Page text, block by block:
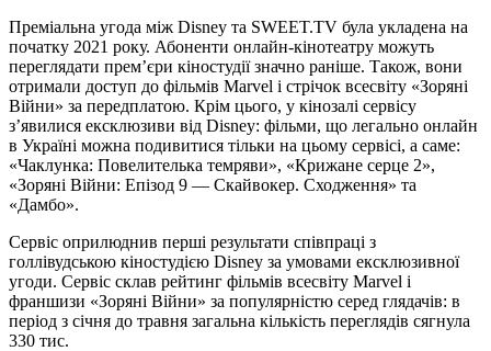
Преміальна угода між Disney та SWEET.TV була укладена на
початку 2021 року. Абоненти онлайн-кінотеатру можуть
переглядати прем’єри кіностудії значно раніше. Також, вони
отримали доступ до фільмів Marvel і стрічок всесвіту «Зоряні
Війни» за передплатою. Крім цього, у кінозалі сервісу
з’явилися ексклюзиви від Disney: фільми, що легально онлайн
в Україні можна подивитися тільки на цьому сервісі, а саме:
«Чаклунка: Повелителька темряви», «Крижане серце 2»,
«Зоряні Війни: Епізод 9 — Скайвокер. Сходження» та
«Дамбо».
Сервіс оприлюднив перші результати співпраці з
голлівудською кіностудією Disney за умовами ексклюзивної
угоди. Сервіс склав рейтинг фільмів всесвіту Marvel і
франшизи «Зоряні Війни» за популярністю серед глядачів: в
період з січня до травня загальна кількість переглядів сягнула
330 тис.